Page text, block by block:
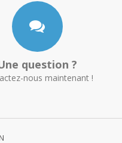
question ?
nous maintenant !